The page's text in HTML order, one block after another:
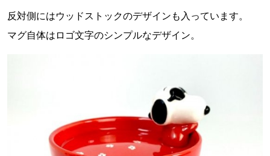
反対側にはウッドストックのデザインも入っています。
マグ自体はロゴ文字のシンプルなデザイン。